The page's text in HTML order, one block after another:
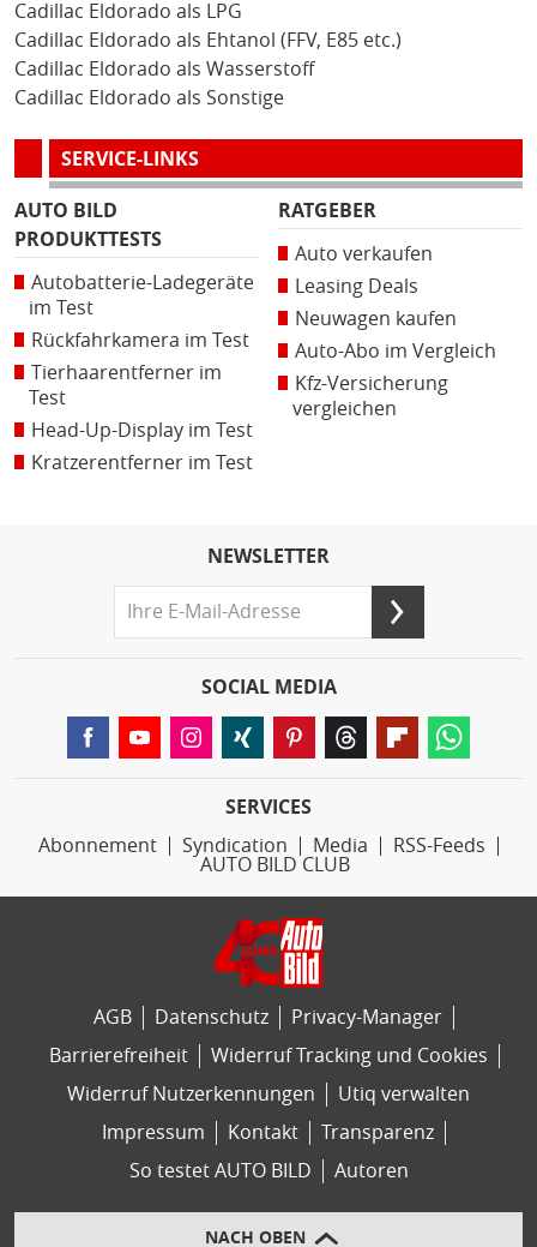
Cadillac Eldorado als LPG
Cadillac Eldorado als Ehtanol (FFV, E85 etc.)
Cadillac Eldorado als Wasserstoff
Cadillac Eldorado als Sonstige
SERVICE-LINKS
AUTO BILD
PRODUKTTESTS
Autobatterie-Ladegeräte
im Test
Rückfahrkamera im Test
Tierhaarentferner im
Test
Head-Up-Display im Test
Kratzerentferner im Test
RATGEBER
Auto verkaufen
Leasing Deals
Neuwagen kaufen
Auto-Abo im Vergleich
Kfz-Versicherung
vergleichen
NEWSLETTER
SOCIAL MEDIA
SERVICES
Abonnement
Syndication Media
RSS-Feeds
AUTO BILD CLUB
AGB Datenschutz
Privacy-Manager
Barrierefreiheit
Widerruf Tracking und Cookies
Widerruf Nutzerkennungen
Utiq verwalten
Impressum
Kontakt
Transparenz
So testet AUTO BILD
Autoren
NACH OBEN